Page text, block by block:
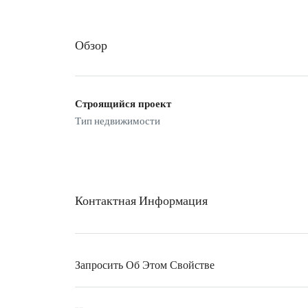
Обзор
Строящийся проект
Тип недвижимости
Контактная Информация
Запросить Об Этом Свойстве